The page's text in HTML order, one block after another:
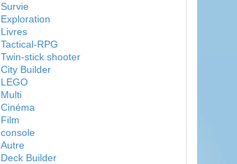
Survie
Exploration
Livres
Tactical-RPG
Twin-stick shooter
City Builder
LEGO
Multi
Cinéma
Film
console
Autre
Deck Builder